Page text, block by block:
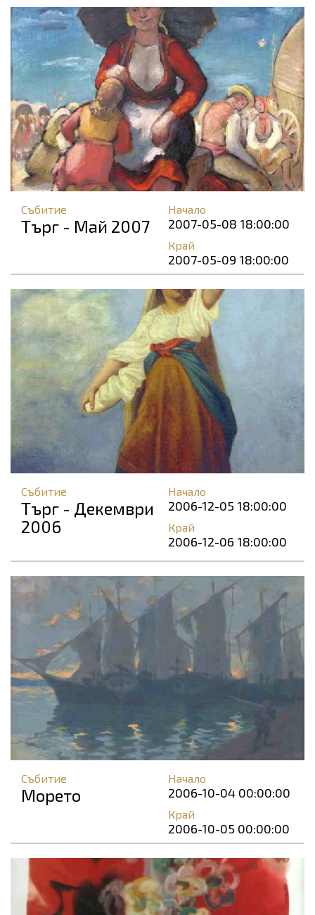
Събитие
Търг - Май 2007
Начало
2007-05-08 18:00:00
Край
2007-05-09 18:00:00
Събитие
Търг - Декември
2006
Начало
2006-12-05 18:00:00
Край
2006-12-06 18:00:00
Събитие
Морето
Начало
2006-10-04 00:00:00
Край
2006-10-05 00:00:00